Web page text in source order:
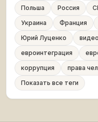
Польша
Россия
Украина
Франция
Юрий Луценко
видео
евроинтеграция
коррупция
права
Показать все теги